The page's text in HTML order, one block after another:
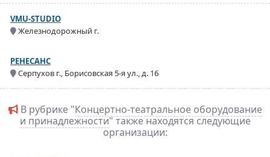
VMU-STUDIO
Железнодорожный г.
РЕНЕСАНС
Серпухов г., Борисовская 5-я ул., д. 16
В рубрике "Концертно-театральное оборудование
и принадлежности" также находятся следующие
организации: